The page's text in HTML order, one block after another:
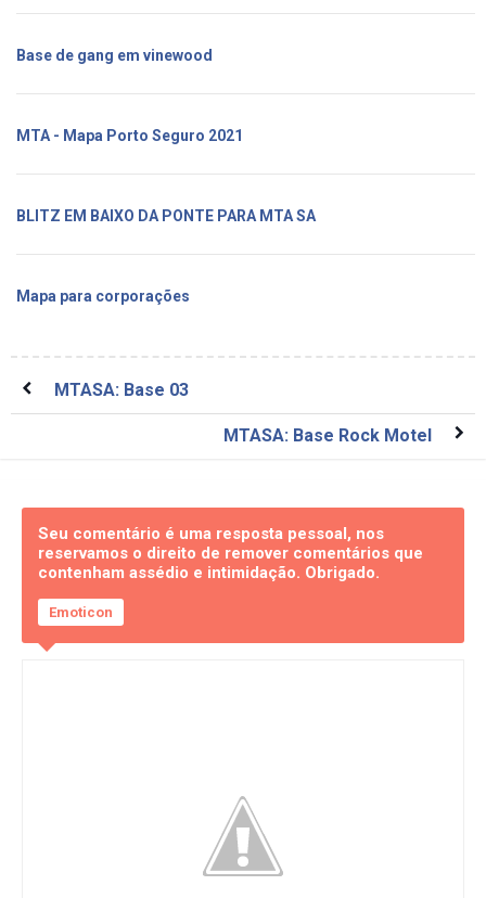
Base de gang em vinewood
MTA - Mapa Porto Seguro 2021
BLITZ EM BAIXO DA PONTE PARA MTA SA
Mapa para corporações
MTASA: Base 03
MTASA: Base Rock Motel
Seu comentário é uma resposta pessoal, nos
reservamos o direito de remover comentários que
contenham assédio e intimidação. Obrigado.
Emoticon